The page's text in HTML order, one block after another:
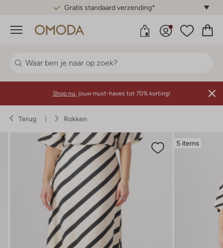
Gratis standaard verzending*
Menu
Shop nu: jouw must-haves tot 70% korting!
Terug Rokken
5 items